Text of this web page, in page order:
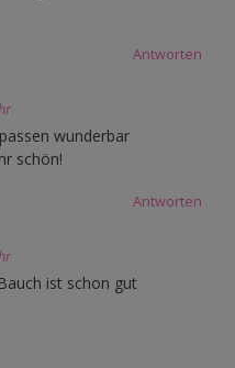
Antworten
wunderbar
schön!
Antworten
ist schon gut